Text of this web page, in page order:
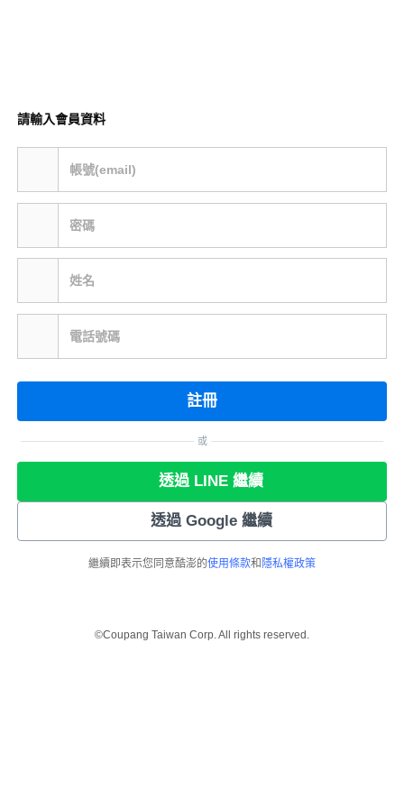
請輸入會員資料
帳號(email)
密碼
姓名
電話號碼
註冊
或
透過 LINE 繼續
透過 Google 繼續
繼續即表示您同意酷澎的使用條款和 隱私權政策
©Coupang Taiwan Corp. All rights reserved.